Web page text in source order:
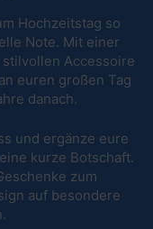
Hochzeitstag so
Note. Mit einer
Accessoire
euren großen Tag
danach.
und ergänze eure
kurze Botschaft.
zum
auf besondere